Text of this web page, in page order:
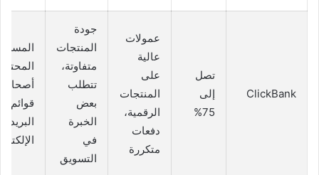
ClickBank
تصل
إلى
75%
عمولات
عالية
على
المنتجات
الرقمية،
دفعات
متكررة
جودة
المنتجات
متفاوتة،
تتطلب
بعض
الخبرة
في
التسويق
أصحاب
قوائم
البريد